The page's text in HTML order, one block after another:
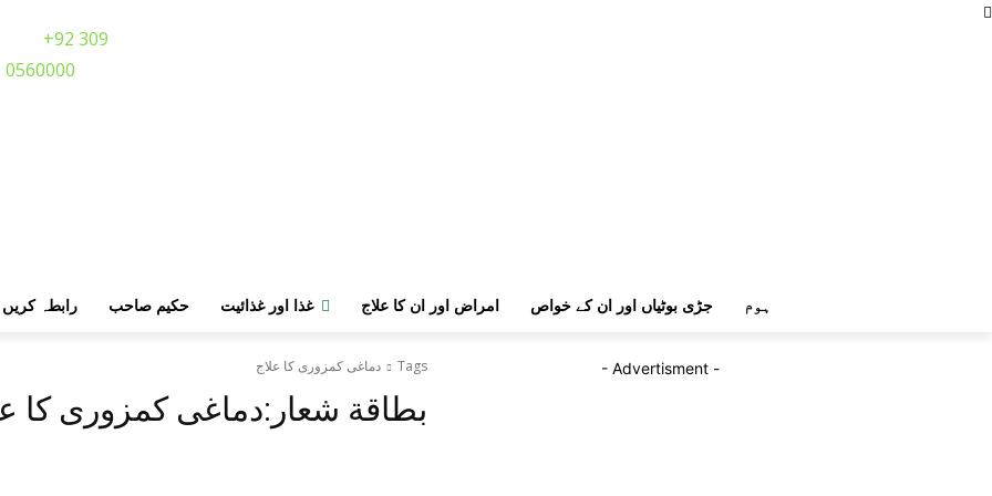
+92 309
0560000
رابطہ کریں حکیم صاحب غذا اور غذائیت امراض اور ان کا علاج جڑی بوٹیاں اور ان کے خواص ہوم
Tags دماغی کمزوری کا علاج
بطاقة شعار:دماغی کمزوری کا
- Advertisment -